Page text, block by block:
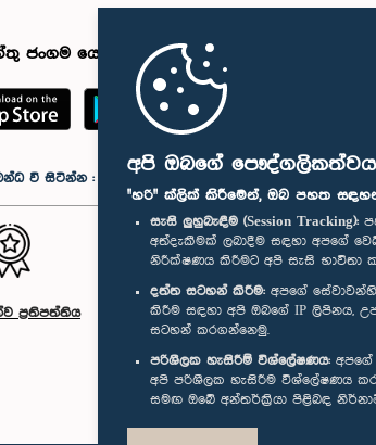
අපි ඔබගේ
"හරි" ක්ලික් කිරීමෙන්, ඔබ පහත
සැසි ලුහුබැඳීම (Session Tracking):
අත්දැකීමක් ලබාදීම සඳහා අපගේ
නිරීක්ෂණය කිරීමට අපි සැසි භාවිතා
දත්ත සටහන් කිරීම: අපගේ
කිරීම සඳහා අපි ඔබගේ IP ලිපිනය,
සටහන් කරගන්නෙමු.
පරිශීලක හැසිරීම් විශ්ලේෂණය:
අපි පරිශීලක හැසිරීම විශ්ලේෂණය
සමඟ ඔබේ අන්තර්ක්‍රියා පිළිබඳ
ජංගම යෙදුම
වී සිටින්න :
ප්‍රතිපත්තිය